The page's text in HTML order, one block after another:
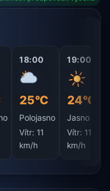
18:00
25°C
Polojasno
Vítr: 11
km/h
19:00
24°C
Jasno
Vítr: 11
km/h